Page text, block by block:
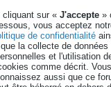
2003
François, comment il
cliquant sur « J'accepte »
vous acceptez
de confidentialité
que la collecte de données
et l'utilisation
comme décrit. Vous
aussi que ce